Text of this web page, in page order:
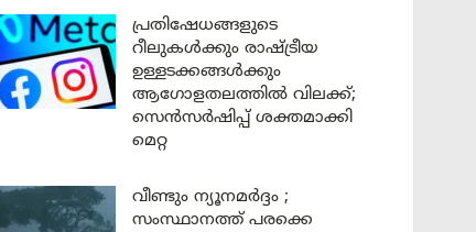
പ്രതിഷേധങ്ങളുടെ
റീലുകൾക്കും രാഷ്ട്രീയ
ഉള്ളടക്കങ്ങൾക്കും
ആഗോളതലത്തിൽ വിലക്ക്;
സെൻസർഷിപ്പ് ശക്തമാക്കി
മെറ്റ
വീണ്ടും ന്യൂനമർദ്ദം ;
സംസ്ഥാനത്ത് പരക്കെ